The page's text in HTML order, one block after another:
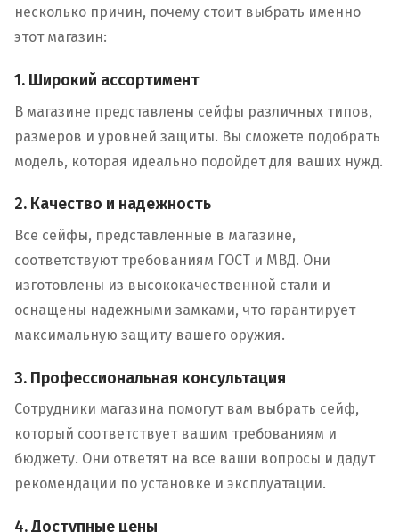
несколько причин, почему стоит выбрать именно
этот магазин:
1. Широкий ассортимент
В магазине представлены сейфы различных типов,
размеров и уровней защиты. Вы сможете подобрать
модель, которая идеально подойдет для ваших нужд.
2. Качество и надежность
Все сейфы, представленные в магазине,
соответствуют требованиям ГОСТ и МВД. Они
изготовлены из высококачественной стали и
оснащены надежными замками, что гарантирует
максимальную защиту вашего оружия.
3. Профессиональная консультация
Сотрудники магазина помогут вам выбрать сейф,
который соответствует вашим требованиям и
бюджету. Они ответят на все ваши вопросы и дадут
рекомендации по установке и эксплуатации.
4. Доступные цены